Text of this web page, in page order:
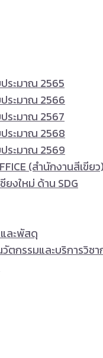
ระมาณ 2565
ระมาณ 2566
ระมาณ 2567
ระมาณ 2568
ระมาณ 2569
(สำนักงานสีเขีย
งใหม่ ด้าน SDG
ละพัสดุ
ตกรรมและบริการวิชา